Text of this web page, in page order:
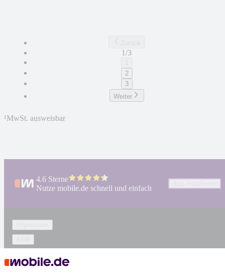
1/3
2
3
Weiter
¹MwSt. ausweisbar
4.6 Sterne
Nutze mobile.de schnell und einfach
Datenschutz